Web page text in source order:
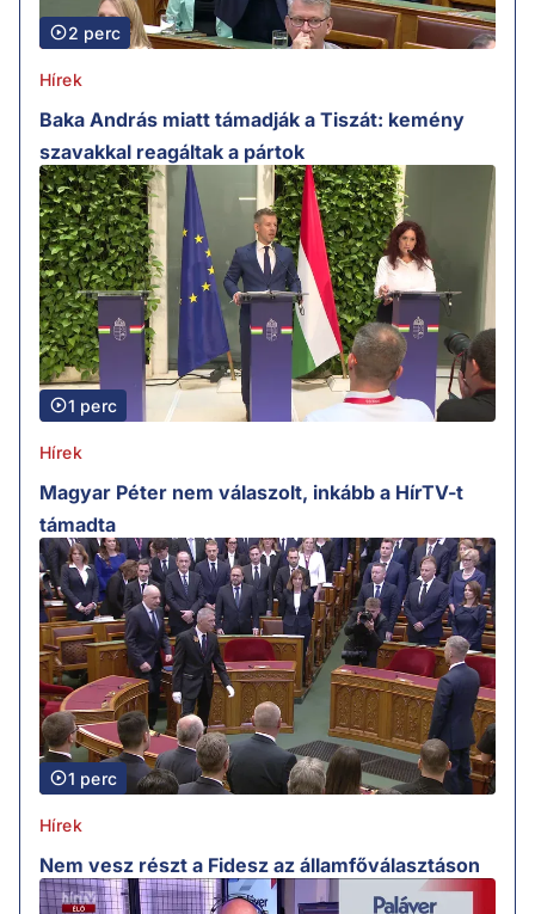
2 perc
Hírek
Baka András miatt támadják a Tiszát: kemény
szavakkal reagáltak a pártok
1 perc
Hírek
Magyar Péter nem válaszolt, inkább a HírTV-t
támadta
1 perc
Hírek
Nem vesz részt a Fidesz az államfőválasztáson